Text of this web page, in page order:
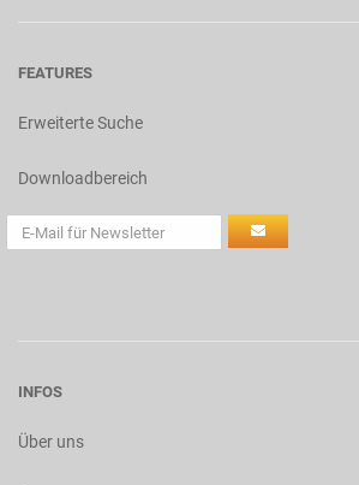
FEATURES
Erweiterte Suche
Downloadbereich
INFOS
Über uns